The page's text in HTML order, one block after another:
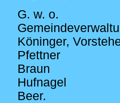
G. w. o.
Köninger,
Pfettner
Braun
Hufnagel
Beer.